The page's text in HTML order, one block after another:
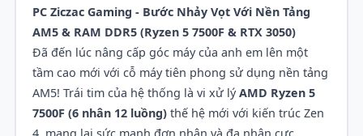
PC Ziczac Gaming - Bước Nhảy Vọt Với Nền Tảng
AM5 & RAM DDR5 (Ryzen 5 7500F & RTX 3050)
Đã đến lúc nâng cấp góc máy của anh em lên một
tầm cao mới với cỗ máy tiên phong sử dụng nền tảng
AM5! Trái tim của hệ thống là vi xử lýAMD Ryzen 5
7500F (6 nhân 12 luồng)thế hệ mới với kiến trúc Zen